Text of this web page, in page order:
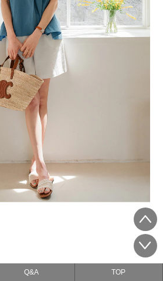
Q&A TOP